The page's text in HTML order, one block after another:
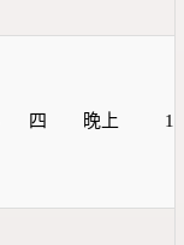
四 晚上 18